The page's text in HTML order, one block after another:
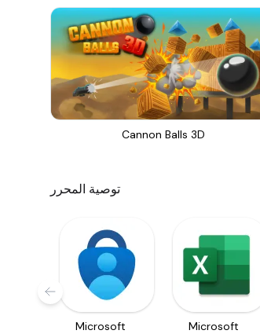
Cannon Balls 3D
توصية المحرر
Microsoft
Microsoft